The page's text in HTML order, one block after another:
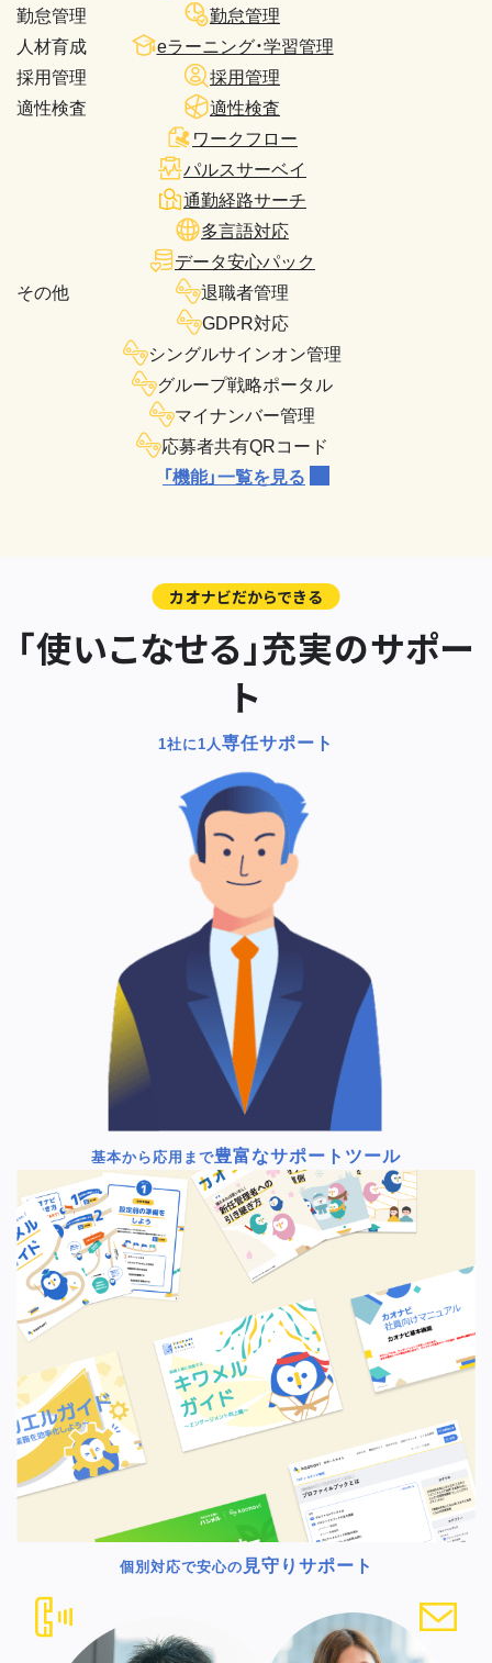
勤怠管理
勤怠管理
人材育成
eラーニング・学習管理
採用管理
採用管理
適性検査
適性検査
その他
ワークフロー
パルスサーベイ
通勤経路サーチ
多言語対応
データ安心パック
退職者管理
GDPR対応
シングルサインオン管理
グループ戦略ポータル
マイナンバー管理
応募者共有QRコード
「機能」一覧を見る
カオナビだからできる
「使いこなせる」充実のサポー
ト
1社に1人専任サポート
基本から応用まで豊富なサポートツール
個別対応で安心の 見守りサポート